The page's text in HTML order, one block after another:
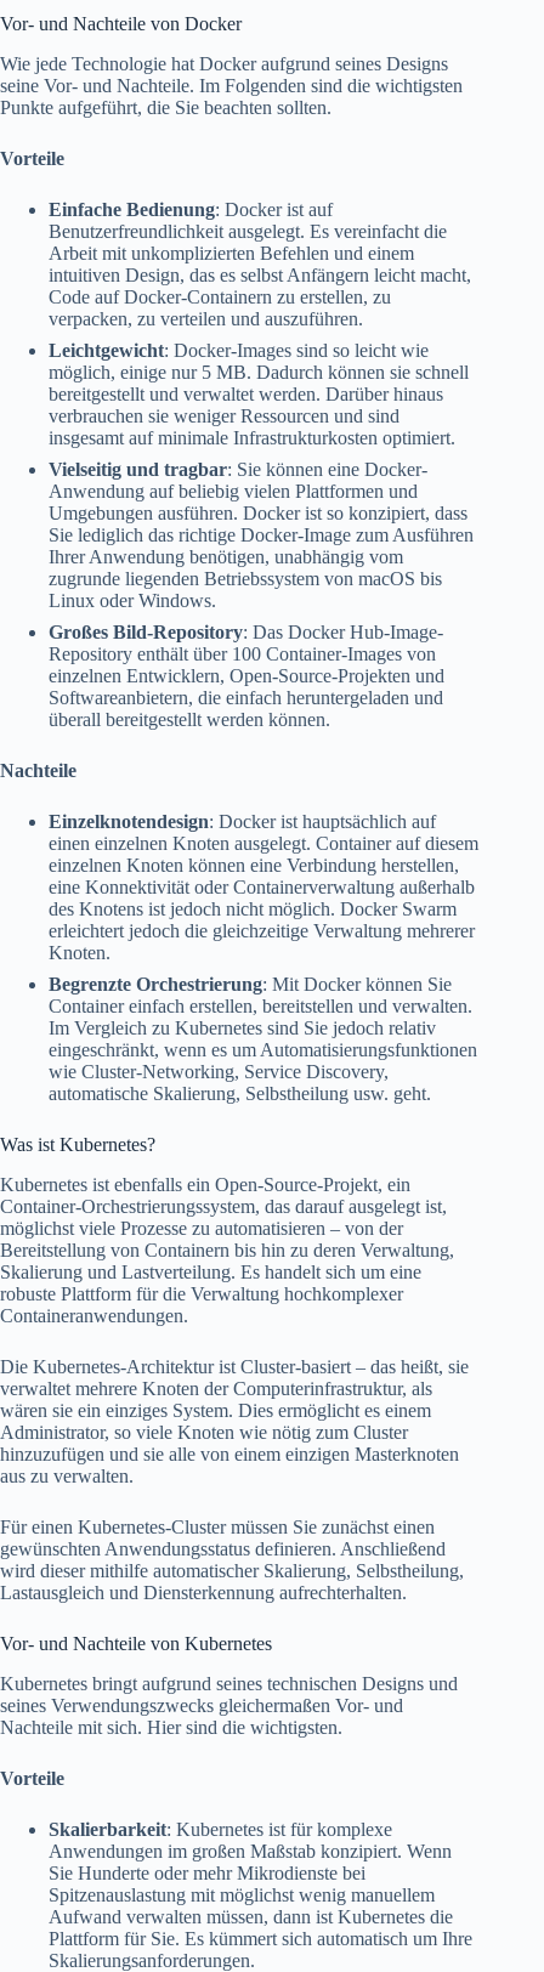
Vor- und Nachteile von Docker
Wie jede Technologie hat Docker aufgrund seines Designs
seine Vor- und Nachteile. Im Folgenden sind die wichtigsten
Punkte aufgeführt, die Sie beachten sollten.
Vorteile
Einfache Bedienung: Docker ist auf
Benutzerfreundlichkeit ausgelegt. Es vereinfacht die
Arbeit mit unkomplizierten Befehlen und einem
intuitiven Design, das es selbst Anfängern leicht macht,
Code auf Docker-Containern zu erstellen, zu
verpacken, zu verteilen und auszuführen.
Leichtgewicht: Docker-Images sind so leicht wie
möglich, einige nur 5 MB. Dadurch können sie schnell
bereitgestellt und verwaltet werden. Darüber hinaus
verbrauchen sie weniger Ressourcen und sind
insgesamt auf minimale Infrastrukturkosten optimiert.
Vielseitig und tragbar: Sie können eine Docker-
Anwendung auf beliebig vielen Plattformen und
Umgebungen ausführen. Docker ist so konzipiert, dass
Sie lediglich das richtige Docker-Image zum Ausführen
Ihrer Anwendung benötigen, unabhängig vom
zugrunde liegenden Betriebssystem von macOS bis
Linux oder Windows.
Großes Bild-Repository: Das Docker Hub-Image-
Repository enthält über 100 Container-Images von
einzelnen Entwicklern, Open-Source-Projekten und
Softwareanbietern, die einfach heruntergeladen und
überall bereitgestellt werden können.
Nachteile
Einzelknotendesign: Docker ist hauptsächlich auf
einen einzelnen Knoten ausgelegt. Container auf diesem
einzelnen Knoten können eine Verbindung herstellen,
eine Konnektivität oder Containerverwaltung außerhalb
des Knotens ist jedoch nicht möglich. Docker Swarm
erleichtert jedoch die gleichzeitige Verwaltung mehrerer
Knoten.
Begrenzte Orchestrierung: Mit Docker können Sie
Container einfach erstellen, bereitstellen und verwalten.
Im Vergleich zu Kubernetes sind Sie jedoch relativ
eingeschränkt, wenn es um Automatisierungsfunktionen
wie Cluster-Networking, Service Discovery,
automatische Skalierung, Selbstheilung usw. geht.
Was ist Kubernetes?
Kubernetes ist ebenfalls ein Open-Source-Projekt, ein
Container-Orchestrierungssystem, das darauf ausgelegt ist,
möglichst viele Prozesse zu automatisieren – von der
Bereitstellung von Containern bis hin zu deren Verwaltung,
Skalierung und Lastverteilung. Es handelt sich um eine
robuste Plattform für die Verwaltung hochkomplexer
Containeranwendungen.
Die Kubernetes-Architektur ist Cluster-basiert – das heißt, sie
verwaltet mehrere Knoten der Computerinfrastruktur, als
wären sie ein einziges System. Dies ermöglicht es einem
Administrator, so viele Knoten wie nötig zum Cluster
hinzuzufügen und sie alle von einem einzigen Masterknoten
aus zu verwalten.
Für einen Kubernetes-Cluster müssen Sie zunächst einen
gewünschten Anwendungsstatus definieren. Anschließend
wird dieser mithilfe automatischer Skalierung, Selbstheilung,
Lastausgleich und Diensterkennung aufrechterhalten.
Vor- und Nachteile von Kubernetes
Kubernetes bringt aufgrund seines technischen Designs und
seines Verwendungszwecks gleichermaßen Vor- und
Nachteile mit sich. Hier sind die wichtigsten.
Vorteile
Skalierbarkeit: Kubernetes ist für komplexe
Anwendungen im großen Maßstab konzipiert. Wenn
Sie Hunderte oder mehr Mikrodienste bei
Spitzenauslastung mit möglichst wenig manuellem
Aufwand verwalten müssen, dann ist Kubernetes die
Plattform für Sie. Es kümmert sich automatisch um Ihre
Skalierungsanforderungen.